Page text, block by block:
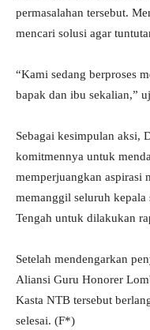
permasalahan tersebut.
mencari solusi agar
“Kami sedang berproses
bapak dan ibu sekalian,”
Sebagai kesimpulan aksi,
komitmennya untuk
memperjuangkan aspirasi
memanggil seluruh
Tengah untuk dilakukan
Setelah mendengarkan
Aliansi Guru Honorer
Kasta NTB tersebut
selesai. (F*)